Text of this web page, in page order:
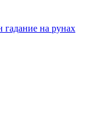
на рунах